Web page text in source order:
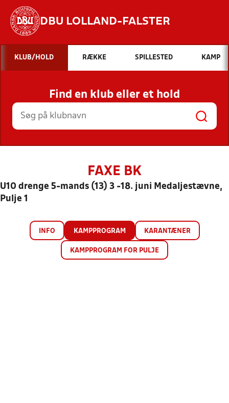
DBU LOLLAND-FALSTER
Hvad vil du søge efter?
INDHOLD OG NYHEDER
STILLINGER, RESULTATER, KLUBBER OG
HOLD
KLUB/HOLD RÆKKE SPILLESTED KAMP
Find en klub eller et hold
FAXE BK
U10 drenge 5-mands (13) 3 -18. juni Medaljestævne,
Pulje 1
INFO KAMPPROGRAM KARANTÆNER
KAMPPROGRAM FOR PULJE